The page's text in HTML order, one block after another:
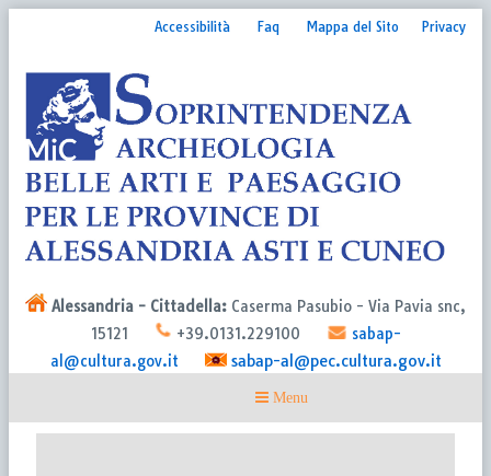
Accessibilità Faq Mappa del Sito Privacy
Alessandria - Cittadella: Caserma Pasubio - Via Pavia snc,
15121
+39.0131.229100
sabap-
al@cultura.gov.it
sabap-al@pec.cultura.gov.it